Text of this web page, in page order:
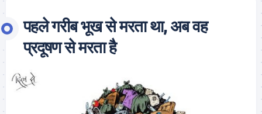
पहले गरीब भूख से मरता था, अब वह
प्रदूषण से मरता है